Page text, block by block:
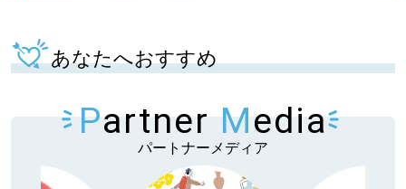
あなたへおすすめ
Partner Media
パートナーメディア